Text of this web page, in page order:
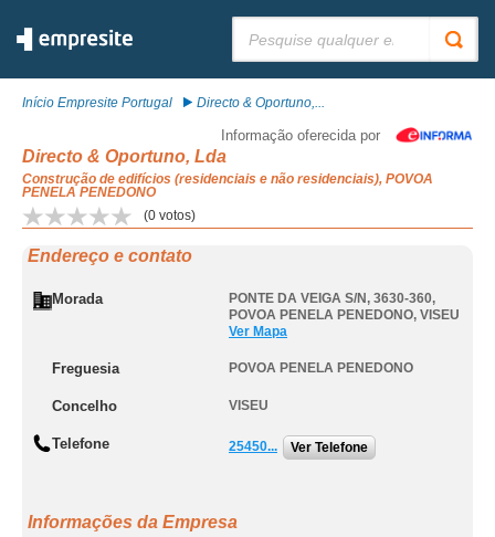
Início Empresite Portugal Directo & Oportuno,...
Informação oferecida por
Directo & Oportuno, Lda
Construção de edifícios (residenciais e não residenciais), POVOA
PENELA PENEDONO
(0 votos)
Endereço e contato
Morada PONTE DA VEIGA S/N, 3630-360,
POVOA PENELA PENEDONO, VISEU
Ver Mapa
Freguesia POVOA PENELA PENEDONO
Concelho VISEU
Telefone 25450... Ver Telefone
Informações da Empresa